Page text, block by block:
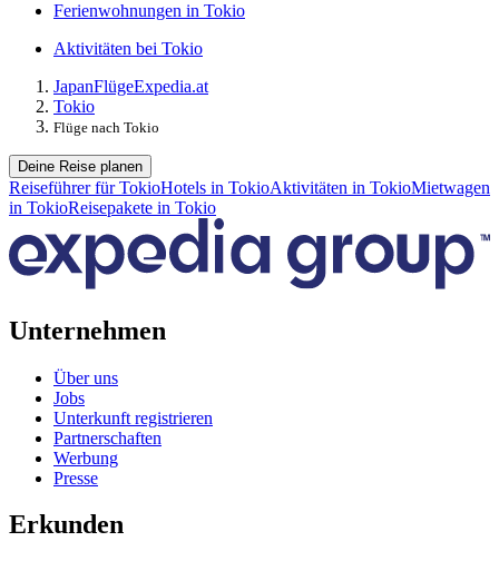
Ferienwohnungen in Tokio
Aktivitäten bei Tokio
JapanFlügeExpedia.at
Tokio
Flüge nach Tokio
Deine Reise planen
Reiseführer für TokioHotels in TokioAktivitäten in TokioMietwagen
in TokioReisepakete in Tokio
Unternehmen
Über uns
Jobs
Unterkunft registrieren
Partnerschaften
Werbung
Presse
Erkunden